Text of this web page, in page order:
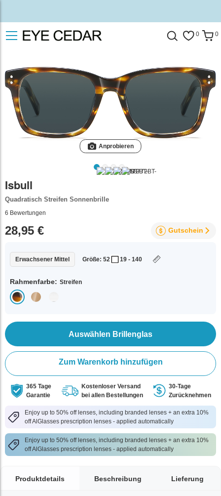
0 0
Anprobieren
Isbull
Quadratisch Streifen Sonnenbrille
6 Bewertungen
28,95 € Gutschein
Erwachsener Mittel Größe: 52 19 - 140
Rahmenfarbe: Streifen
Auswählen Brillenglas
Zum Warenkorb hinzufügen
365 Tage
Garantie
Kostenloser Versand
bei allen Bestellungen
30-Tage
Zurücknehmen
Enjoy up to 50% off lenses, including branded lenses + an extra 10%
off AlGlasses prescription lenses - applied automatically
Enjoy up to 50% off lenses, including branded lenses + an extra 10%
off AlGlasses prescription lenses - applied automatically
Produktdetails Beschreibung Lieferung